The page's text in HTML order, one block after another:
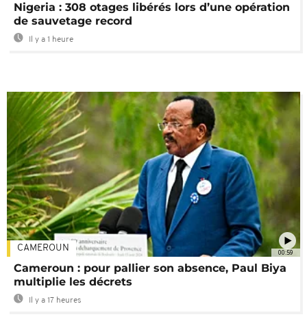
Nigeria : 308 otages libérés lors d’une opération
de sauvetage record
Il y a 1 heure
00:59
CAMEROUN
Cameroun : pour pallier son absence, Paul Biya
multiplie les décrets
Il y a 17 heures